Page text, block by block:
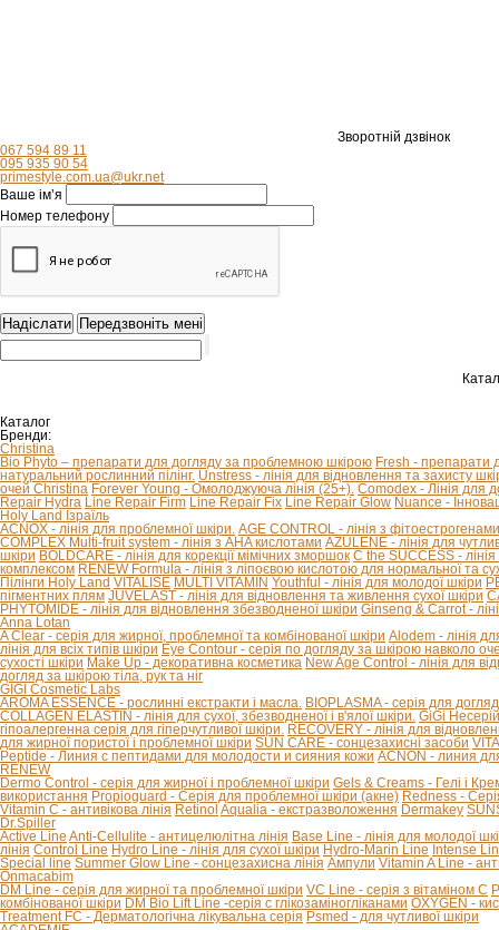
Зворотній дзвінок
067 594 89 11
095 935 90 54
primestyle.com.ua@ukr.net
Ваше ім’я
Номер телефону
Каталог
Бренди:
Christina
Bio Phyto – препарати для догляду за проблемною шкірою Fresh - препарати
натуральний рослинний пілінг. Unstress - лінія для відновлення та захисту
очей Christina Forever Young - Омолоджуюча лінія (25+). Comodex - Лінія для
Repair Hydra Line Repair Firm Line Repair Fix Line Repair Glow Nuance -
Holy Land Ізраїль
ACNOX - лінія для проблемної шкіри. AGE CONTROL - лінія з
COMPLEX Multi-fruit system - лінія з AHA кислотами AZULENE - лінія для
шкіри BOLDCARE - лінія для корекції мімічних зморшок C the SUCCESS -
комплексом RENEW Formula - лінія з ліпоєвою кислотою для нормальної та
Пілінги Holy Land VITALISE MULTI VITAMIN Youthful - лінія для молодої шкіри
пігментних плям JUVELAST - лінія для відновлення та живлення сухої шкіри
PHYTOMIDE - лінія для відновлення збезводненої шкіри Ginseng & Carrot -
Anna Lotan
A Clear - серія для жирної, проблемної та комбінованої шкіри Alodem - лінія
лінія для всіх типів шкіри Eye Contour - серія по догляду за шкірою навколо
сухості шкіри Make Up - декоративна косметика New Age Control - лінія для
догляд за шкірою тіла, рук та ніг
GIGI Cosmetic Labs
AROMA ESSENCE - рослинні екстракти і масла. BIOPLASMA - серія для
COLLAGEN ELASTIN - лінія для сухої, збезводненої і в'ялої шкіри. GiGi
гіпоалергенна серія для гіперчутливої ​​шкіри. RECOVERY - лінія для
для жирної пористої і проблемної шкіри SUN CARE - сонцезахисні засоби
Peptide - Линия с пептидами для молодости и сияния кожи ACNON - линия
RENEW
Dermo Control - серія для жирної і проблемної шкіри Gels & Creams - Гелі і
використання Propioguard - Серія для проблемної шкіри (акне) Redness -
Vitamin C - антивікова лінія Retinol Aqualia - екстразволоження Dermakey
Dr.Spiller
Active Line Anti-Cellulite - антицелюлітна лінія Base Line - лінія для молодої
лінія Control Line Hydro Line - лінія для сухої шкіри Hydro-Marin Line Intense
Special line Summer Glow Line - сонцезахисна лінія Ампули Vitamin A Line -
Onmacabim
DM Line - серія для жирної та проблемної шкіри VC Line - серія з вітаміном С
комбінованої шкіри DM Bio Lift Line -cерія с глікозаміногліканами OXYGEN -
Treatment FC - Дерматологічна лікувальна серія Psmed - для чутливої шкіри